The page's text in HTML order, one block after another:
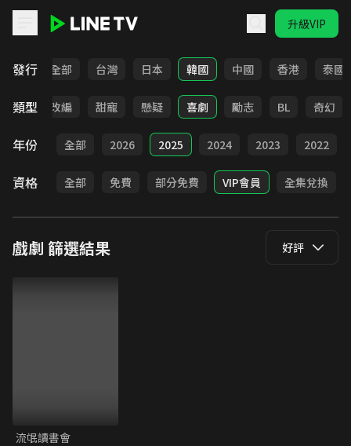
升級VIP
發行 全部 台灣 日本 韓國 中國 香港 泰國
類型
都會 改編 甜寵 懸疑 喜劇 勵志 BL 奇幻
年份 全部 2026 2025 2024 2023 2022
資格 全部 免費 部分免費 VIP會員 全集兌換
戲劇 篩選結果 好評
流氓讀書會